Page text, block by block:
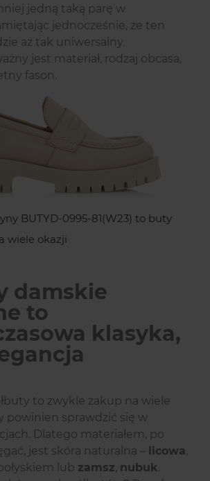
jedną taką parę w
jednocześnie, że ten
aż tak uniwersalny.
jest materiał, rodzaj obcasa,
fason.
BUTYD-0995-81(W23) to buty
wiele okazji
damskie
to
klasyka,
to zwykle zakup na wiele
powinien sprawdzić się w
Dlatego materiałem, po
jest skóra naturalna – licowa,
lub zamsz, nubuk.